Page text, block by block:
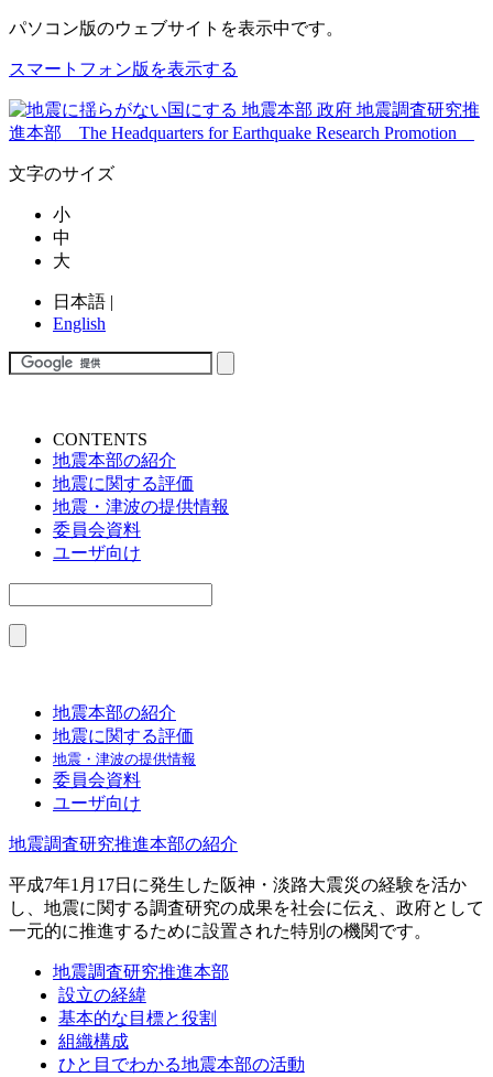
パソコン版のウェブサイトを表示中です。
スマートフォン版を表示する
文字のサイズ
小
中
大
日本語 |
English
CONTENTS
地震本部の紹介
地震に関する評価
地震・津波の提供情報
委員会資料
ユーザ向け
地震本部の紹介
地震に関する評価
地震・津波の提供情報
委員会資料
ユーザ向け
地震調査研究推進本部の紹介
平成7年1月17日に発生した阪神・淡路大震災の経験を活か
し、地震に関する調査研究の成果を社会に伝え、政府として
一元的に推進するために設置された特別の機関です。
地震調査研究推進本部
設立の経緯
基本的な目標と役割
組織構成
ひと目でわかる地震本部の活動